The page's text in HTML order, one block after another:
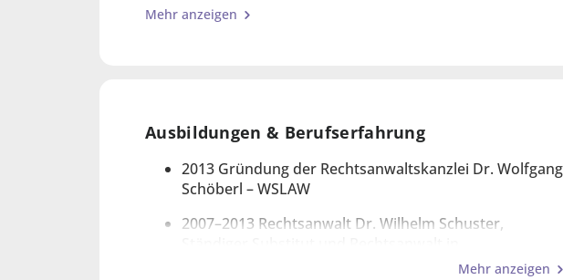
Mehr anzeigen
Mietverträge oder die
Ausbildungen & Berufserfahrung
2013 Gründung der Rechtsanwaltskanzlei Dr. Wolfgang
Schöberl – WSLAW
2007–2013 Rechtsanwalt Dr. Wilhelm Schuster,
Mehr anzeigen